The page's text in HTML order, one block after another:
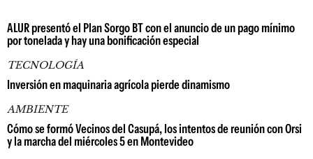
ALUR presentó el Plan Sorgo BT con el anuncio de un pago mínimo
por tonelada y hay una bonificación especial
TECNOLOGÍA
Inversión en maquinaria agrícola pierde dinamismo
AMBIENTE
Cómo se formó Vecinos del Casupá, los intentos de reunión con Orsi
y la marcha del miércoles 5 en Montevideo